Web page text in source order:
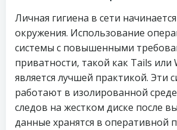
Личная гигиена в сети
окружения. Использование
системы с повышенными
приватности, такой как Tails или
является лучшей практикой. Эти
работают в изолированной
следов на жестком диске после
данные хранятся в оперативной